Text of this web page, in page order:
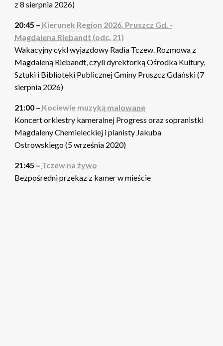
z 8 sierpnia 2026)
20:45 – Kierunek Region 2026. Pruszcz Gd. -
Magdalena Riebandt (odc. 21)
Wakacyjny cykl wyjazdowy Radia Tczew. Rozmowa z
Magdaleną Riebandt, czyli dyrektorką Ośrodka Kultury,
Sztuki i Biblioteki Publicznej Gminy Pruszcz Gdański (7
sierpnia 2026)
21:00 – Kociewie muzyką malowane
Koncert orkiestry kameralnej Progress oraz sopranistki
Magdaleny Chemieleckiej i pianisty Jakuba
Ostrowskiego (5 września 2020)
21:45 – Tczew na żywo
Bezpośredni przekaz z kamer w mieście